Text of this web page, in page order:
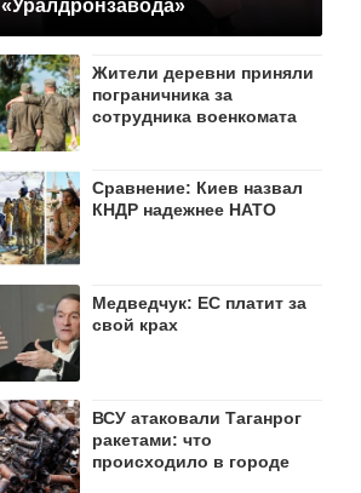
«Уралдронзавода»
Жители деревни приняли
пограничника за
сотрудника военкомата
Сравнение: Киев назвал
КНДР надежнее НАТО
Медведчук: ЕС платит за
свой крах
ВСУ атаковали Таганрог
ракетами: что
происходило в городе